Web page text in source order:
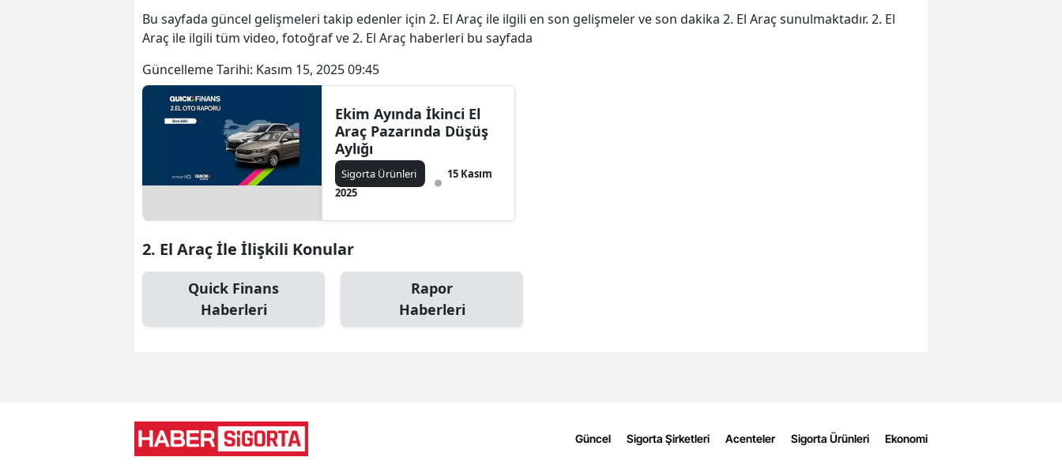
Bu sayfada güncel gelişmeleri takip edenler için 2. El Araç ile ilgili en son gelişmeler ve son dakika 2. El Araç sunulmaktadır. 2. El
Araç ile ilgili tüm video, fotoğraf ve 2. El Araç haberleri bu sayfada
Güncelleme Tarihi: Kasım 15, 2025 09:45
Ekim Ayında İkinci El
Araç Pazarında Düşüş
Aylığı
Sigorta Ürünleri
15 Kasım
2025
2. El Araç İle İlişkili Konular
Quick Finans
Haberleri
Rapor
Haberleri
Güncel Sigorta Şirketleri Acenteler Sigorta Ürünleri Ekonomi